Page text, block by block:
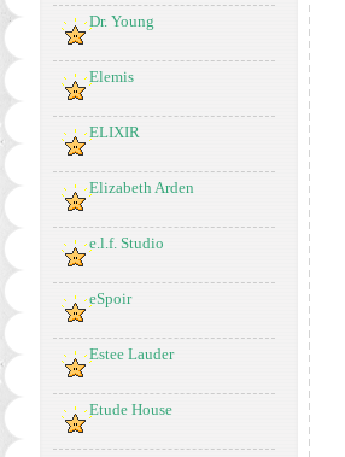
Dr. Young
Elemis
ELIXIR
Elizabeth Arden
e.l.f. Studio
eSpoir
Estee Lauder
Etude House